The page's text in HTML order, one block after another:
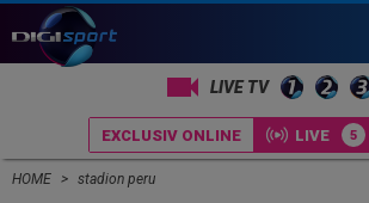
LIVE TV
EXCLUSIV ONLINE LIVE
HOME stadion peru